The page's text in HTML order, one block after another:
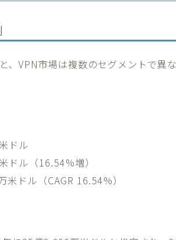
、VPN市場は複数のセグメントで異
ドル
ドル（16.54%増）
ドル（CAGR 16.54%）